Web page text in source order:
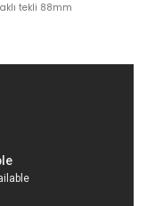
tekli 88mm